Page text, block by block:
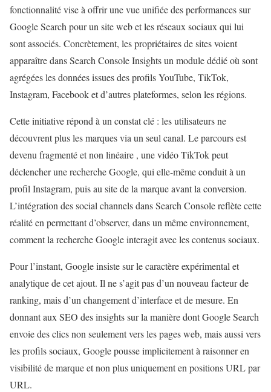
fonctionnalité vise à offrir une vue unifiée des performances sur
Google Search pour un site web et les réseaux sociaux qui lui
sont associés. Concrètement, les propriétaires de sites voient
apparaître dans Search Console Insights un module dédié où sont
agrégées les données issues des profils YouTube, TikTok,
Instagram, Facebook et d’autres plateformes, selon les régions.
Cette initiative répond à un constat clé : les utilisateurs ne
découvrent plus les marques via un seul canal. Le parcours est
devenu fragmenté et non linéaire , une vidéo TikTok peut
déclencher une recherche Google, qui elle-même conduit à un
profil Instagram, puis au site de la marque avant la conversion.
L’intégration des social channels dans Search Console reflète cette
réalité en permettant d’observer, dans un même environnement,
comment la recherche Google interagit avec les contenus sociaux.
Pour l’instant, Google insiste sur le caractère expérimental et
analytique de cet ajout. Il ne s’agit pas d’un nouveau facteur de
ranking, mais d’un changement d’interface et de mesure. En
donnant aux SEO des insights sur la manière dont Google Search
envoie des clics non seulement vers les pages web, mais aussi vers
les profils sociaux, Google pousse implicitement à raisonner en
visibilité de marque et non plus uniquement en positions URL par
URL.